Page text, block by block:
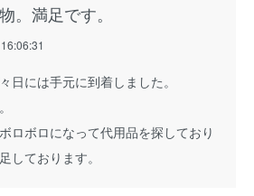
。満足です。
日には手元に到着しました。
ロボロになって代用品を探しており
しております。